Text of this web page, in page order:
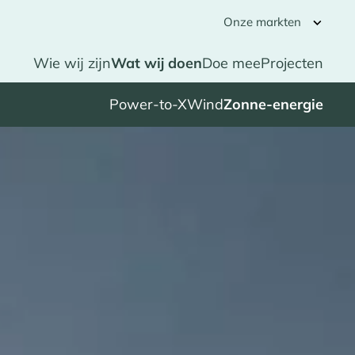
Wie wij zijnWat wij doen
Power-to-XWindZonne-energie
Doe meeProjecten
Onze markten